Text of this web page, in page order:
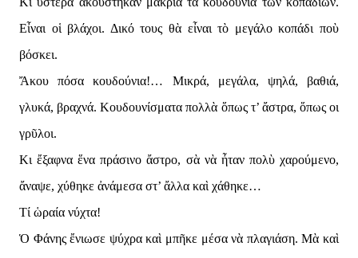
Εἶναι οἱ βλάχοι. Δικό τους θὰ εἶναι τὸ μεγάλο κοπάδι ποὺ
βόσκει.
Ἄκου πόσα κουδούνια!… Μικρά, μεγάλα, ψηλά, βαθιά,
γλυκά, βραχνά. Κουδουνίσματα πολλὰ ὅπως τ’ ἄστρα, ὅπως οι
γρῦλοι.
Κι ἔξαφνα ἕνα πράσινο ἄστρο, σὰ νὰ ἦταν πολὺ χαρούμενο,
ἄναψε, χύθηκε ἀνάμεσα στ’ ἄλλα καὶ χάθηκε…
Τί ὡραία νύχτα!
Ὁ Φάνης ἔνιωσε ψύχρα καὶ μπῆκε μέσα νὰ πλαγιάση. Μὰ καὶ